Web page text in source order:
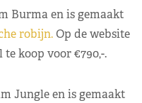
Burma en is gemaakt
robijn. Op de website
koop voor €790,-.
Jungle en is gemaakt